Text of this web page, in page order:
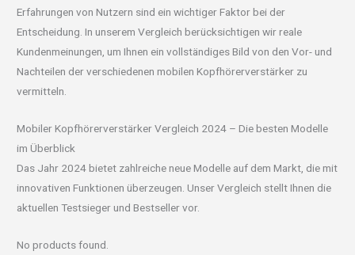
Erfahrungen von Nutzern sind ein wichtiger Faktor bei der
Entscheidung. In unserem Vergleich berücksichtigen wir reale
Kundenmeinungen, um Ihnen ein vollständiges Bild von den Vor- und
Nachteilen der verschiedenen mobilen Kopfhörerverstärker zu
vermitteln.
Mobiler Kopfhörerverstärker Vergleich 2024 – Die besten Modelle
im Überblick
Das Jahr 2024 bietet zahlreiche neue Modelle auf dem Markt, die mit
innovativen Funktionen überzeugen. Unser Vergleich stellt Ihnen die
aktuellen Testsieger und Bestseller vor.
No products found.